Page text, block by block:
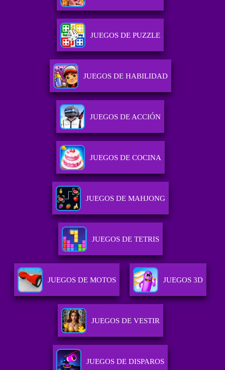
JUEGOS DE PUZZLE
JUEGOS DE HABILIDAD
JUEGOS DE ACCIÓN
JUEGOS DE COCINA
JUEGOS DE MAHJONG
JUEGOS DE TETRIS
JUEGOS DE MOTOS JUEGOS 3D
JUEGOS DE VESTIR
JUEGOS DE DISPAROS